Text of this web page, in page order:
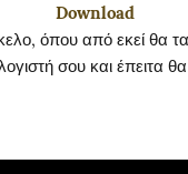
Download
όπου από εκεί θα
σου και έπειτα